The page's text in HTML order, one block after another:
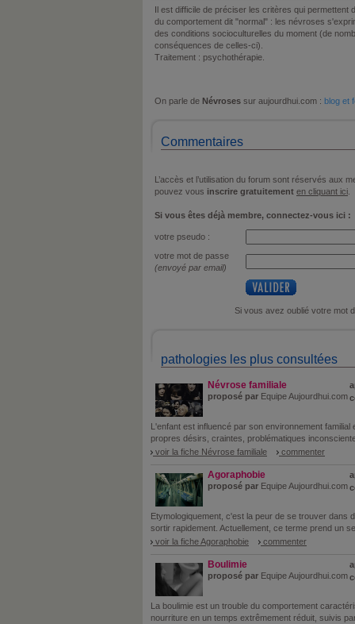
Il est difficile de préciser les critères qui permettent
du comportement dit "normal" : les névroses
des conditions socioculturelles du moment (de
conséquences de celles-ci).
Traitement : psychothérapie.
On parle de Névroses sur aujourdhui.com : blog et
Commentaires
L’accès et l’utilisation du forum sont réservés aux
pouvez vous inscrire gratuitement en cliquant ici
Si vous êtes déjà membre, connectez-vous ici :
votre pseudo :
votre mot de passe
(envoyé par email)
Si vous avez oublié votre mot
pathologies les plus consultées
Névrose familiale
proposé par Equipe Aujourdhui.com
L'enfant est influencé par son environnement
propres désirs, craintes, problématiques
voir la fiche Névrose familiale
commenter
Agoraphobie
proposé par Equipe Aujourdhui.com
Etymologiquement, c'est la peur de se trouver dans
sortir rapidement. Actuellement, ce terme prend un
voir la fiche Agoraphobie
commenter
Boulimie
proposé par Equipe Aujourdhui.com
La boulimie est un trouble du comportement
nourriture en un temps extrêmement réduit, suivis